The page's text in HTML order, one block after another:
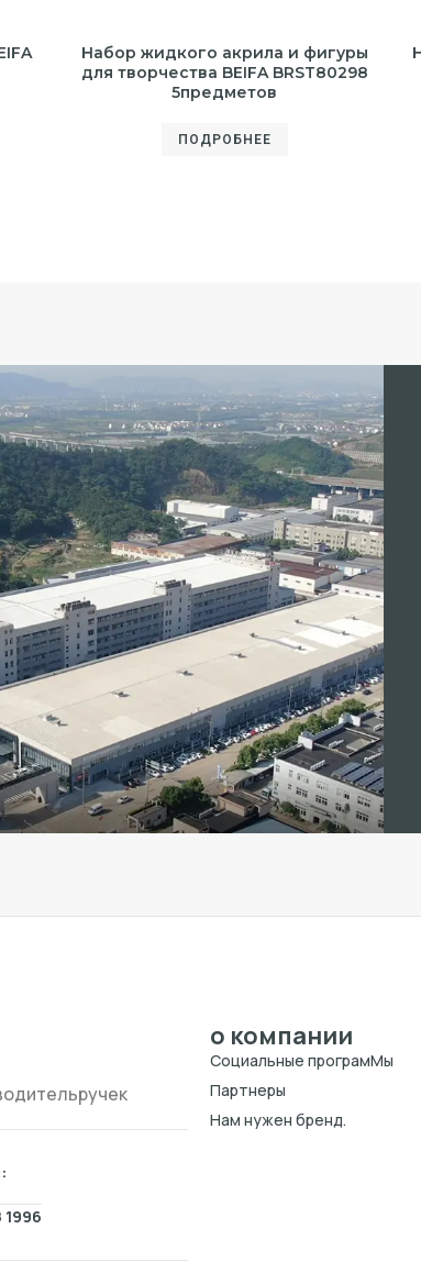
Набор жидкого акрила и фигуры
для творчества BEIFA BRST80298
5предметов
ПОДРОБНЕЕ
1996
о компании
Cоциальные програмMы
Партнеры
Нам нужен бренд.